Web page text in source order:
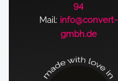
94
Mail: info@convert-
gmbh.de